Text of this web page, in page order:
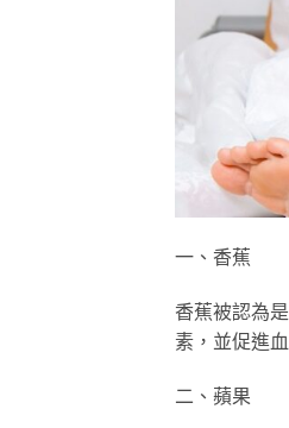
一、香蕉
香蕉被認為
素，並促進
二、蘋果